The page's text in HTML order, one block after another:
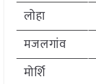
लोहा
मजलगांव
मोर्शि